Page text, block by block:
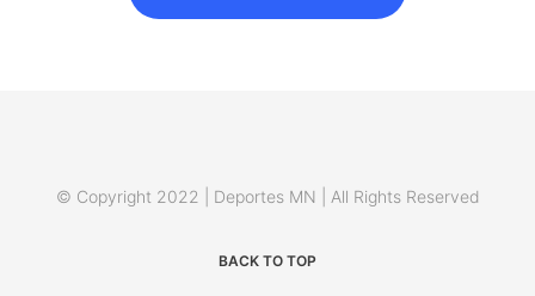
© Copyright 2022 | Deportes MN | All Rights Reserved
BACK TO TOP